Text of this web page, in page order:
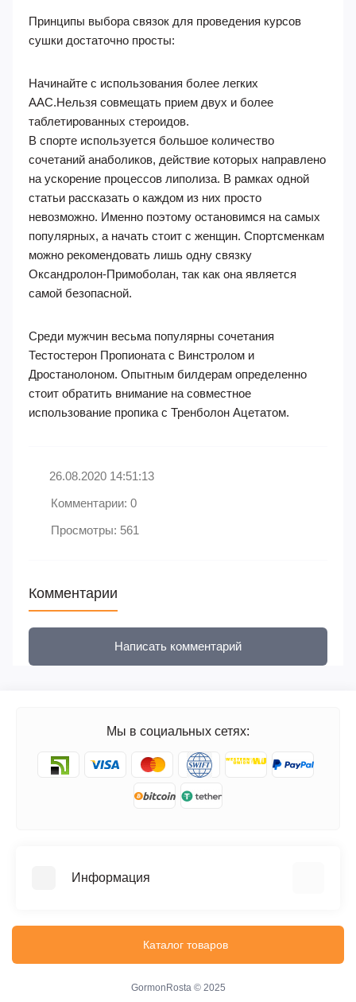
Принципы выбора связок для проведения курсов
сушки достаточно просты:
Начинайте с использования более легких
ААС.Нельзя совмещать прием двух и более
таблетированных стероидов.
В спорте используется большое количество
сочетаний анаболиков, действие которых направлено
на ускорение процессов липолиза. В рамках одной
статьи рассказать о каждом из них просто
невозможно. Именно поэтому остановимся на самых
популярных, а начать стоит с женщин. Спортсменкам
можно рекомендовать лишь одну связку
Оксандролон-Примоболан, так как она является
самой безопасной.
Среди мужчин весьма популярны сочетания
Тестостерон Пропионата с Винстролом и
Дростанолоном. Опытным билдерам определенно
стоит обратить внимание на совместное
использование пропика с Тренболон Ацетатом.
26.08.2020 14:51:13
Комментарии: 0
Просмотры: 561
Комментарии
Написать комментарий
Мы в социальных сетях:
Информация
Отзывы
Каталог товаров
GormonRosta © 2025